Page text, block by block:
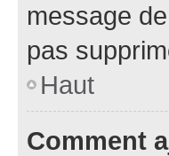
message
pas
Haut
Comment